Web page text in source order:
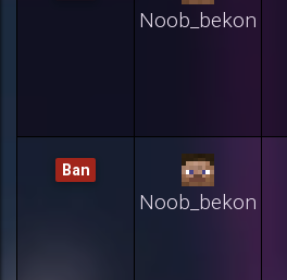
Noob_bekon
Ban
Noob_bekon